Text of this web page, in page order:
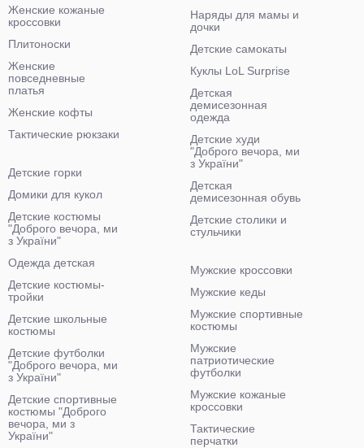
Женские кожаные
кроссовки
Плитоноски
Женские
повседневные
платья
Женские кофты
Тактические рюкзаки
Наряды для мамы и
дочки
Детские самокаты
Куклы LoL Surprise
Детская
демисезонная
одежда
Детские худи
"Доброго вечора, ми
з України"
Детская
демисезонная обувь
Детские столики и
стульчики
Детские горки
Домики для кукол
Детские костюмы
"Доброго вечора, ми
з України"
Одежда детская
Детские костюмы-
тройки
Детские школьные
костюмы
Детские футболки
"Доброго вечора, ми
з України"
Детские спортивные
костюмы "Доброго
вечора, ми з
України"
Мужские кроссовки
Мужские кеды
Мужские спортивные
костюмы
Мужские
патриотические
футболки
Мужские кожаные
кроссовки
Тактические
перчатки